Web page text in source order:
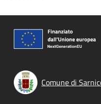
Comune di